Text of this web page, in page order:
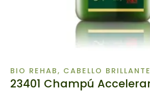
BIO REHAB, CABELLO BRILLANTE